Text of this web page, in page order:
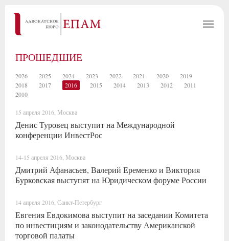
ПРОШЕДШИЕ
2026 2025 2024 2023 2022 2021 2020
2019
2018
2017 2016 2015 2014 2013 2012
2011
2010
15 апреля 2016, Москва
Денис Туровец выступит на Международной
конференции ИнвестРос
14-15 апреля 2016, Москва
Дмитрий Афанасьев, Валерий Еременко и Виктория
Бурковская выступят на Юридическом форуме России
14 апреля 2016, Санкт-Петербург
Евгения Евдокимова выступит на заседании Комитета
по инвестициям и законодательству Американской
торговой палаты